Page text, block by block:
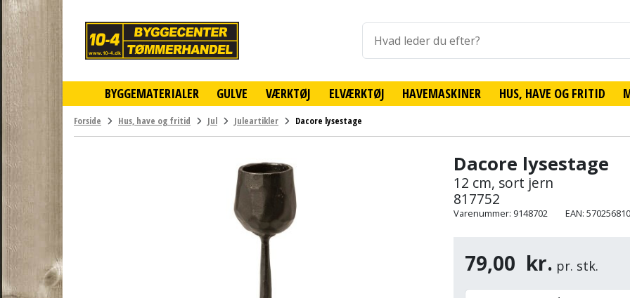
BYGGEMATERIALER GULVE VÆRKTØJ ELVÆRKTØJ HAVEMASKINER HUS, HAVE OG FRITID
online
byggemarked
og
tømmerhandel
-
og
byg
Forside Hus, have og fritid Jul Juleartikler Dacore lysestage
Dacore lysestage
12 cm, sort jern
817752
Varenummer: 9148702 EAN:
79,00 kr. pr. stk.